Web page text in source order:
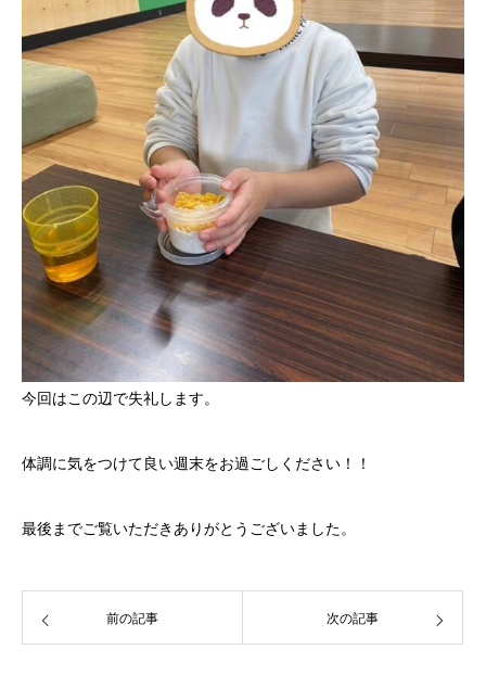
今回はこの辺で失礼します。
体調に気をつけて良い週末をお過ごしください！！
最後までご覧いただきありがとうございました。
前の記事 次の記事